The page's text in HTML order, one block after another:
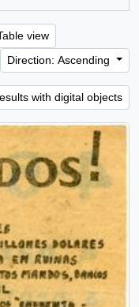
view
Direction: Ascending
with digital objects